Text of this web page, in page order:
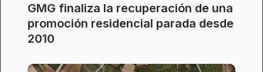
GMG finaliza la recuperación de una
promoción residencial parada desde
2010